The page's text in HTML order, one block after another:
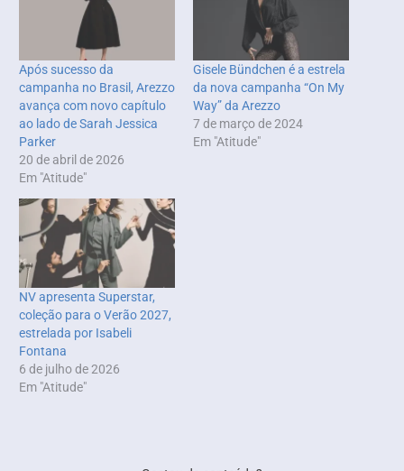
Após sucesso da
campanha no Brasil, Arezzo
avança com novo capítulo
ao lado de Sarah Jessica
Parker
20 de abril de 2026
Em "Atitude"
Gisele Bündchen é a estrela
da nova campanha “On My
Way” da Arezzo
7 de março de 2024
Em "Atitude"
NV apresenta Superstar,
coleção para o Verão 2027,
estrelada por Isabeli
Fontana
6 de julho de 2026
Em "Atitude"